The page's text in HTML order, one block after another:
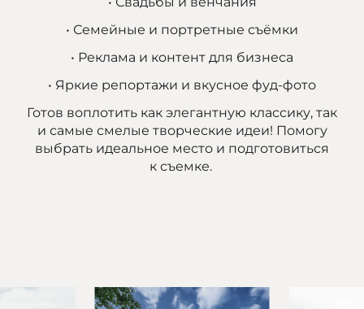
• Семейные и портретные съёмки
• Реклама и контент для бизнеса
• Яркие репортажи и вкусное фуд-фото
Готов воплотить как элегантную классику, так
и самые смелые творческие идеи! Помогу
выбрать идеальное место и подготовиться
к съемке.